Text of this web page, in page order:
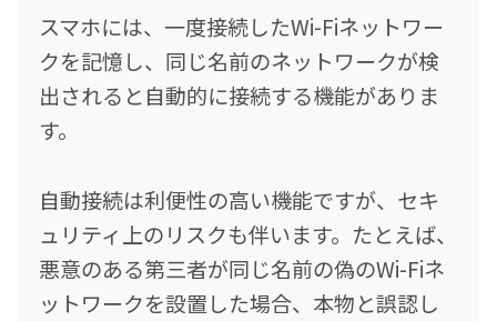
スマホには、一度接続したWi-Fiネットワー
クを記憶し、同じ名前のネットワークが検
出されると自動的に接続する機能がありま
す。
自動接続は利便性の高い機能ですが、セキ
ュリティ上のリスクも伴います。たとえば、
悪意のある第三者が同じ名前の偽のWi-Fiネ
ットワークを設置した場合、本物と誤認し